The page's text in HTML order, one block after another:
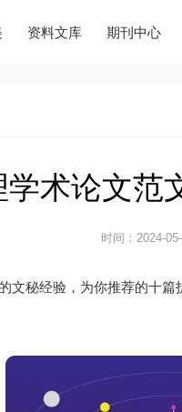
资料文库 期刊中心
学术论文范
时间：2024-
文秘经验，为你推荐的十